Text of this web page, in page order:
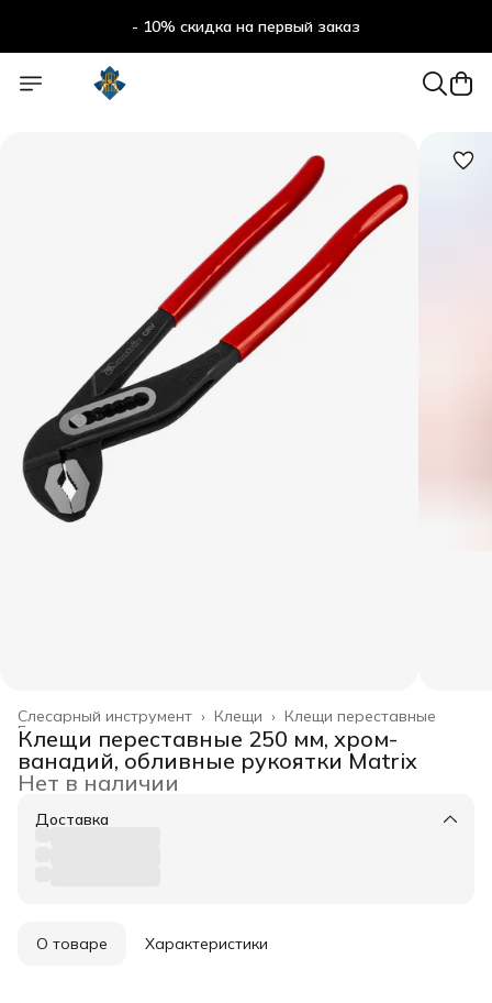
- 10% скидка на первый заказ
Клещи переставные
Клещи ›
Слесарный инструмент ›
Главная ›
Клещи переставные 250 мм, хром-
ванадий, обливные рукоятки Matrix
Нет в наличии
Доставка
О товаре Характеристики